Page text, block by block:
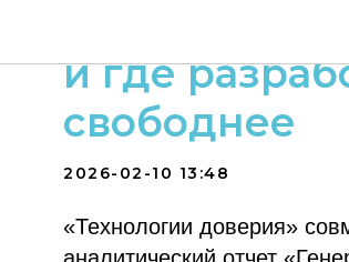
Как мир
и где
свободнее
2026-02-10 13:48
«Технологии доверия»